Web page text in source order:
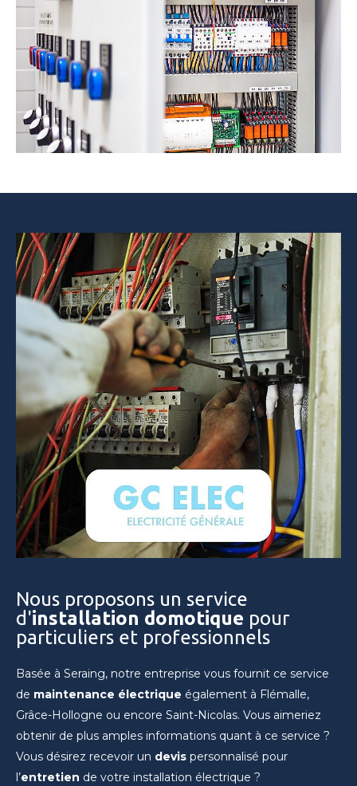
Nous proposons un service
d'installation domotique pour
particuliers et professionnels
Basée à Seraing, notre entreprise vous fournit ce service
de maintenance électrique également à Flémalle,
Grâce-Hollogne ou encore Saint-Nicolas. Vous aimeriez
obtenir de plus amples informations quant à ce service ?
Vous désirez recevoir un devis personnalisé pour
l’entretien de votre installation électrique ?